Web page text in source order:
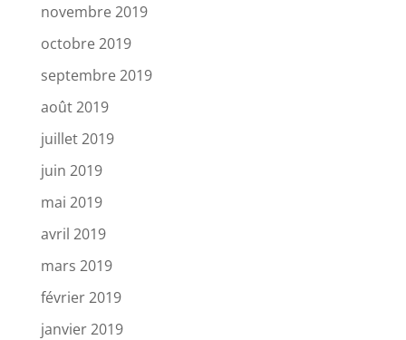
novembre 2019
octobre 2019
septembre 2019
août 2019
juillet 2019
juin 2019
mai 2019
avril 2019
mars 2019
février 2019
janvier 2019